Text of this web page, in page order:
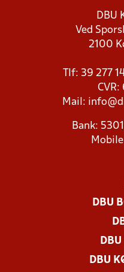
DBU
Ved
2100
Tlf: 39 277
Mail:
Bank:
DBU
DBU